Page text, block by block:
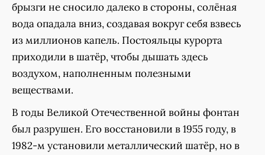
брызги не сносило далеко в стороны, солёная
вода опадала вниз, создавая вокруг себя взвесь
из миллионов капель. Постояльцы курорта
приходили в шатёр, чтобы дышать здесь
воздухом, наполненным полезными
веществами.
В годы Великой Отечественной войны фонтан
был разрушен. Его восстановили в 1955 году, в
1982-м установили металлический шатёр, но в